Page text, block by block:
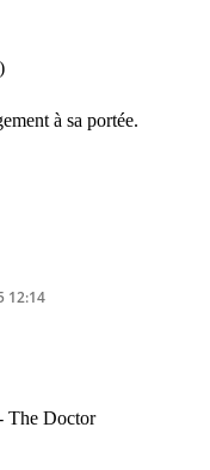
à sa portée.
12:14
The Doctor